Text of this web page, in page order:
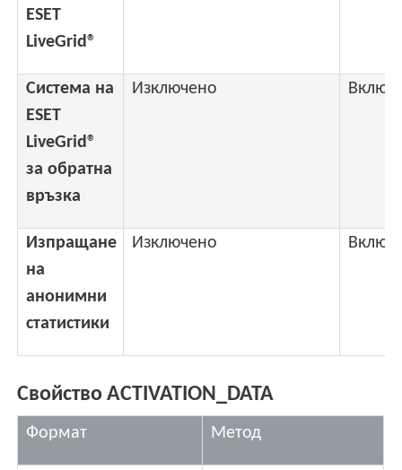
ESET
LiveGrid®
Система на
ESET
LiveGrid®
за обратна
връзка
Изключено
Изпращане
на
анонимни
статистики
Изключено
Свойство ACTIVATION_DATA
Формат Метод